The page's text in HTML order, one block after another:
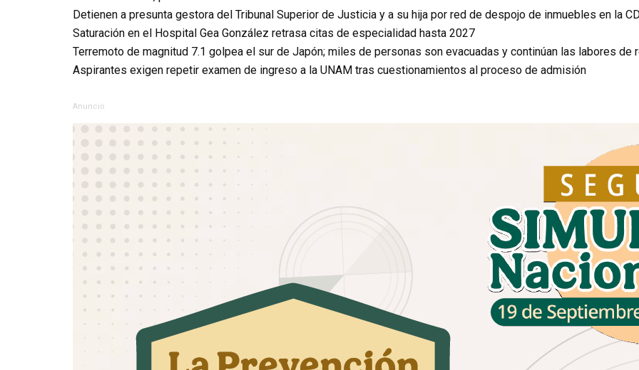
Detienen a presunta gestora del Tribunal Superior de Justicia y a su hija por red de despojo de inmuebles en la
Saturación en el Hospital Gea González retrasa citas de especialidad hasta 2027
Terremoto de magnitud 7.1 golpea el sur de Japón; miles de personas son evacuadas y continúan las labores de
Aspirantes exigen repetir examen de ingreso a la UNAM tras cuestionamientos al proceso de admisión
Anuncio